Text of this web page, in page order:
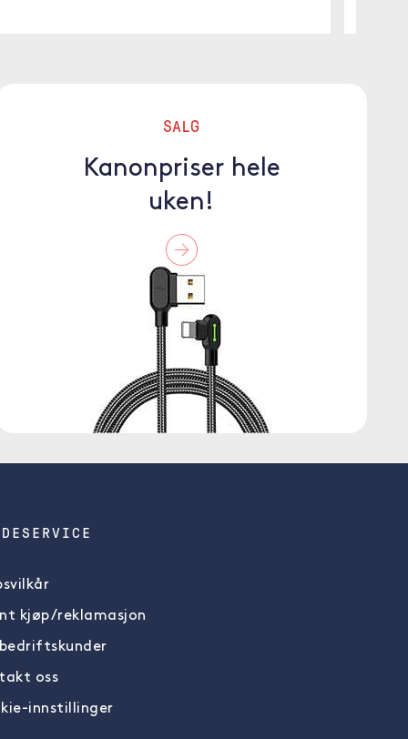
SALG
Kanonpriser hele
uken!
kjøp/reklamasjon
oss
innstillinger